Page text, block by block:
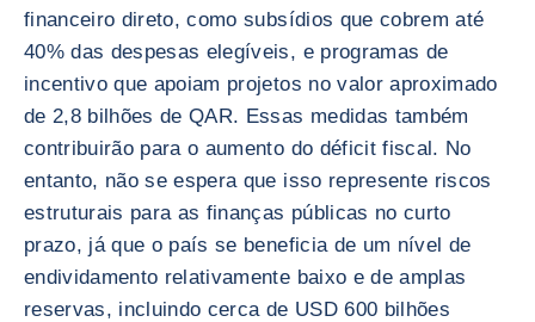
financeiro direto, como subsídios que cobrem até
40% das despesas elegíveis, e programas de
incentivo que apoiam projetos no valor aproximado
de 2,8 bilhões de QAR. Essas medidas também
contribuirão para o aumento do déficit fiscal. No
entanto, não se espera que isso represente riscos
estruturais para as finanças públicas no curto
prazo, já que o país se beneficia de um nível de
endividamento relativamente baixo e de amplas
reservas, incluindo cerca de USD 600 bilhões